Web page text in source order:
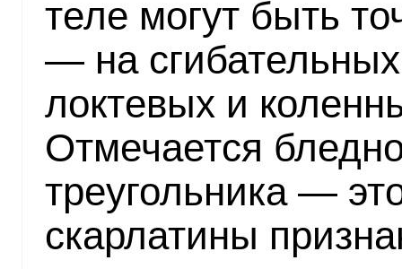
теле могут быть
— на
локтевых и
Отмечается
треугольника —
скарлатины